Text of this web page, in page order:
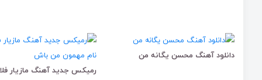
دانلود آهنگ محسن یگانه من
رمیکس جدید آهنگ مازیار